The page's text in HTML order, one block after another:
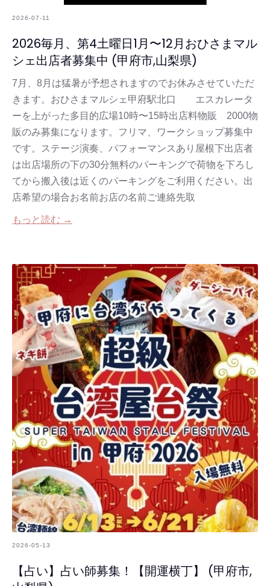
2026-07-11
2026毎月、第4土曜日1月〜12月おひさまマル
シェ出店者募集中 (甲府市,山梨県)
7月、8月は猛暑が予想されますのでお休みさせていただ
きます。おひさまマルシェ甲府駅北口 エスカレータ
ーを上がった多目的広場10時〜15時出店料物販 2000物
販のみ募集になります。フリマ、ワークショップ募集中
です。ステージ演奏、パフォーマンスあり屋根下出店者
は出店場所の下の30分無料のパーキングで荷物を下ろし
てから搬入後は近くのパーキングをご利用ください。出
店希望の場合お名前お店の名前ご連絡先取
もっと読む →
2026-05-13
【占い】占い師募集！【開運横丁】 (甲府市,